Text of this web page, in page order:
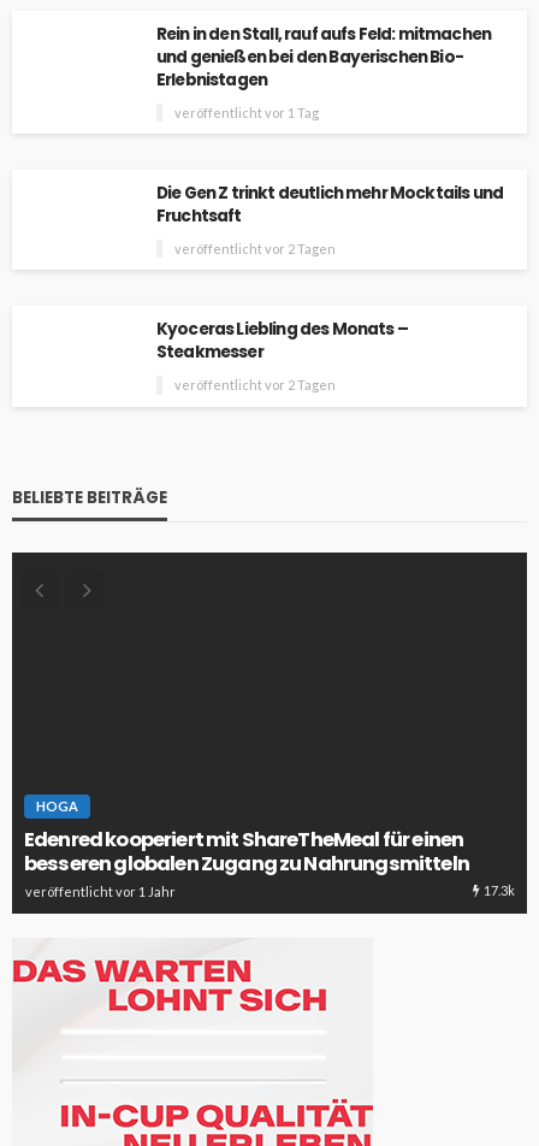
Rein in den Stall, rauf aufs Feld: mitmachen
und genießen bei den Bayerischen Bio-
Erlebnistagen
veröffentlicht vor 1 Tag
Die Gen Z trinkt deutlich mehr Mocktails und
Fruchtsaft
veröffentlicht vor 2 Tagen
Kyoceras Liebling des Monats –
Steakmesser
veröffentlicht vor 2 Tagen
BELIEBTE BEITRÄGE
HOGA
Edenred kooperiert mit ShareTheMeal für einen
besseren globalen Zugang zu Nahrungsmitteln
veröffentlicht vor 1 Jahr 17.3k